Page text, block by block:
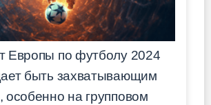
Европы по футболу 2024
быть захватывающим
на групповом